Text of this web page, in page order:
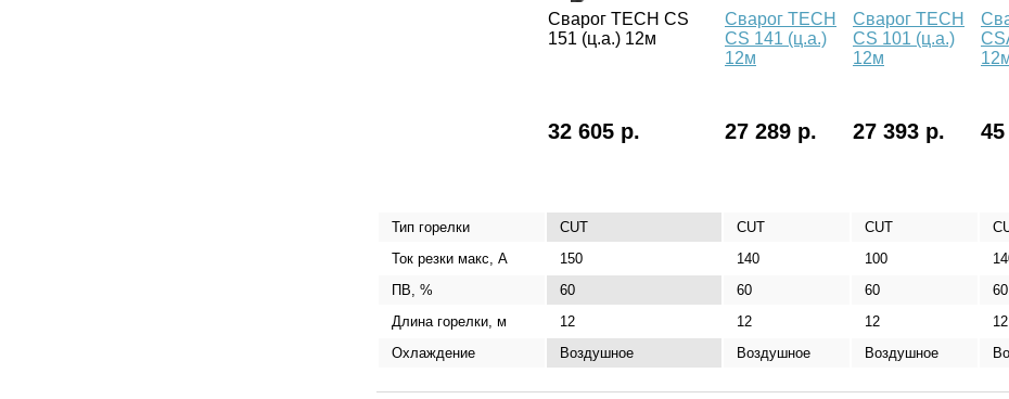
Сварог TECH CS
151 (ц.а.) 12м
Сварог TECH
CS 141 (ц.а.)
12м
Сварог TECH
CS 101 (ц.а.)
12м
32 605 р. 27 289 р. 27 393 р.
Тип горелки CUT CUT CUT
Ток резки макс, А
150 140 100
ПВ, %
60 60 60 60
Длина горелки, м
12 12 12 12
Охлаждение
Воздушное Воздушное Воздушное